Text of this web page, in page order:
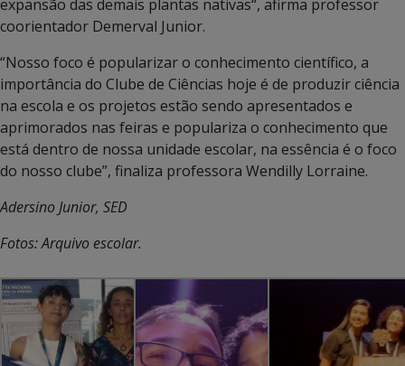
expansão das demais plantas nativas“, afirma professor
coorientador Demerval Junior.
“Nosso foco é popularizar o conhecimento científico, a
importância do Clube de Ciências hoje é de produzir ciência
na escola e os projetos estão sendo apresentados e
aprimorados nas feiras e populariza o conhecimento que
está dentro de nossa unidade escolar, na essência é o foco
do nosso clube”, finaliza professora Wendilly Lorraine.
Adersino Junior, SED
Fotos: Arquivo escolar.